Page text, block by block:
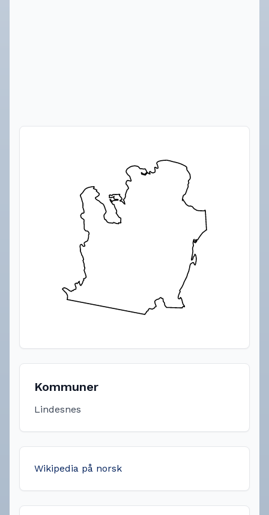
Kommuner
Lindesnes
Wikipedia på norsk